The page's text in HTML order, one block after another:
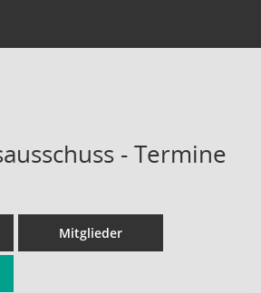
- Termine
Mitglieder